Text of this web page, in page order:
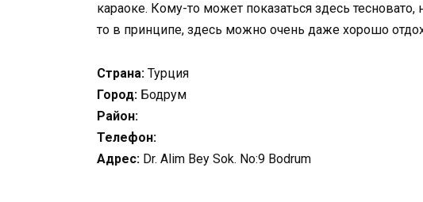
караоке. Кому-то может показаться здесь тесновато,
то в принципе, здесь можно очень даже хорошо
Страна: Турция
Город: Бодрум
Район:
Телефон:
Адрес: Dr. Alim Bey Sok. No:9 Bodrum